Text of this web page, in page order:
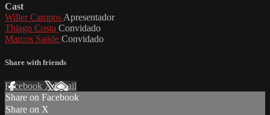
Cast
Willer Campos Apresentador
Thiago Costa Convidado
Marcos Saúde Convidado
Share with friends
Facebook XEmail
Share on Facebook
Share on X